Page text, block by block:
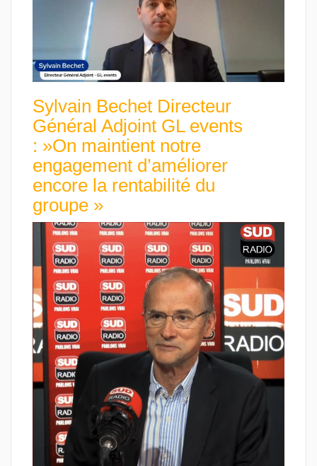
Sylvain Bechet Directeur
Général Adjoint GL events
: »On maintient notre
engagement d’améliorer
encore la rentabilité du
groupe »